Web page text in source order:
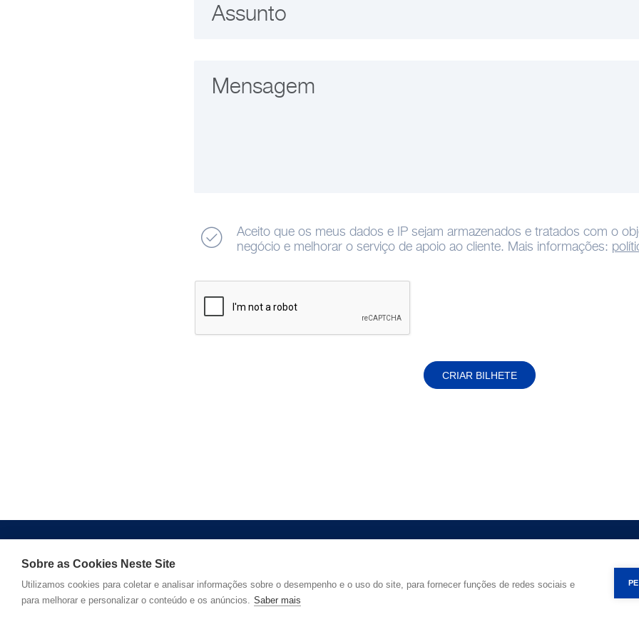
Assunto
Mensagem
Aceito que os meus dados e IP sejam armazenados e tratados com o
negócio e melhorar o serviço de apoio ao cliente. Mais informações:
CRIAR BILHETE
Sobre as Cookies Neste Site
Utilizamos cookies para coletar e analisar informações sobre o desempenho e o uso do site, para fornecer funções de redes sociais e
para melhorar e personalizar o conteúdo e os anúncios. Saber mais